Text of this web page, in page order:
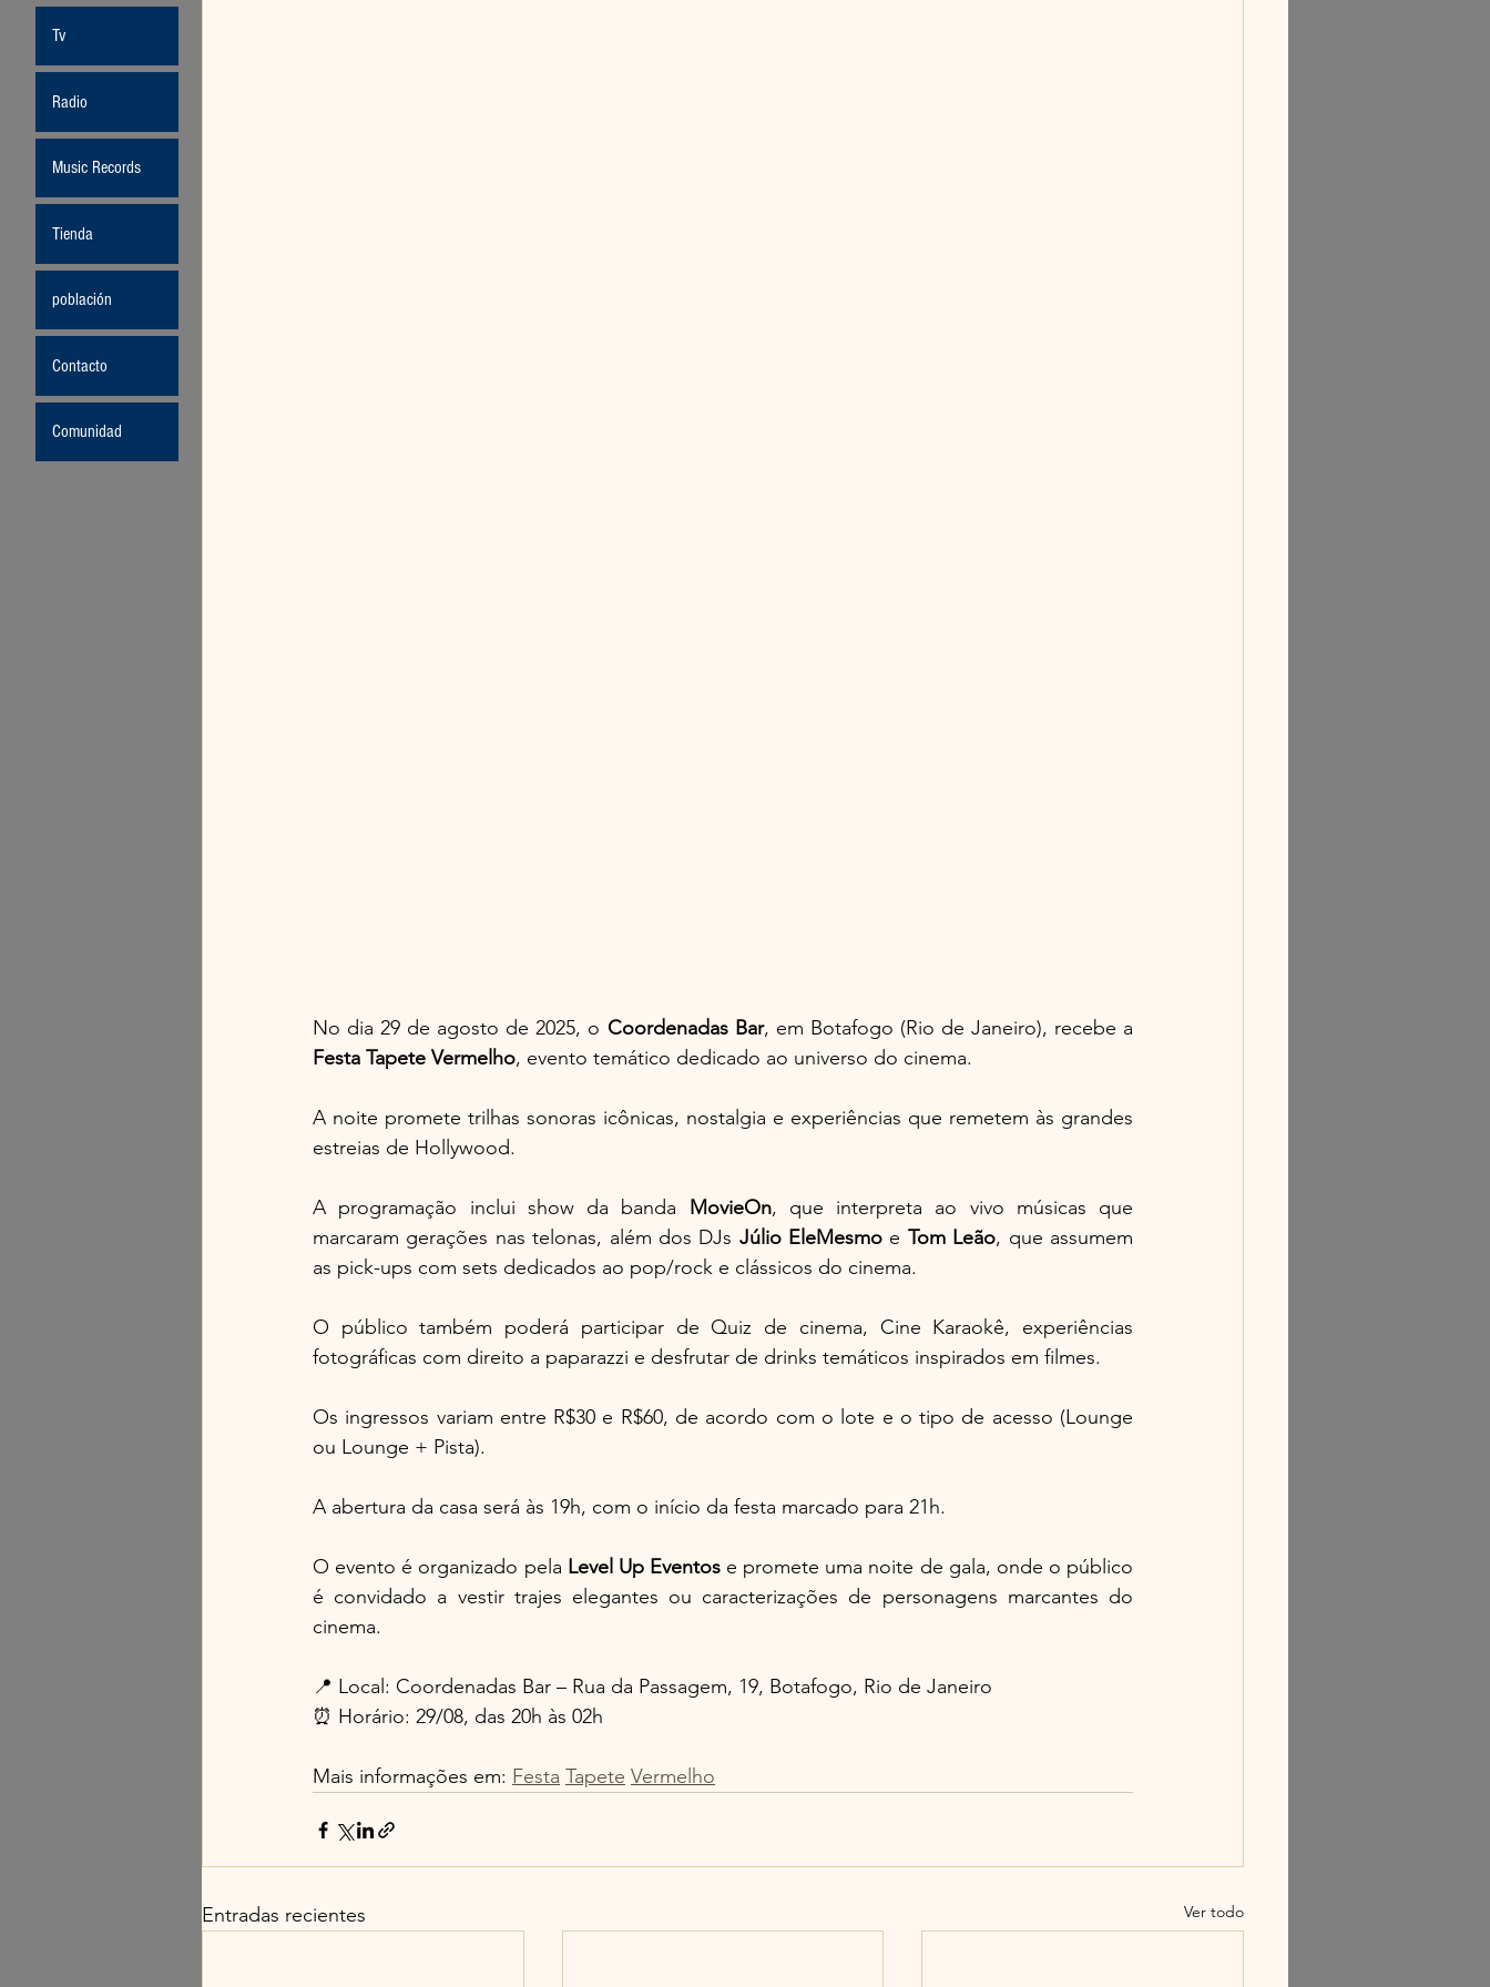
No dia 29 de agosto de 2025, o Coordenadas Bar
Festa Tapete Vermelho, evento temático dedicado ao universo do cinema.
A noite promete trilhas sonoras icônicas, nostalgia e experiências que remetem às grandes
estreias de Hollywood.
A programação inclui show da banda MovieOn, que interpreta ao vivo músicas que
marcaram gerações nas telonas, além dos DJs Júlio EleMesmo e Tom Leão, que assumem
as pick-ups com sets dedicados ao pop/rock e clássicos do cinema.
O público também poderá participar de Quiz de cinema, Cine Karaokê, experiências
fotográficas com direito a paparazzi e desfrutar de drinks temáticos inspirados em filmes.
Os ingressos variam entre R$30 e R$60, de acordo com o lote e o tipo de acesso (Lounge
ou Lounge + Pista).
A abertura da casa será às 19h, com o início da festa marcado para 21h.
O evento é organizado pela Level Up Eventos e promete uma noite de gala, onde o público
é convidado a vestir trajes elegantes ou caracterizações de personagens marcantes do
cinema.
📍 Local: Coordenadas Bar – Rua da Passagem, 19, Botafogo, Rio de Janeiro
⏰ Horário: 29/08, das 20h às 02h
Mais informações em: Festa Tapete Vermelho
Entradas recientes Ver todo
Tv
Radio
Music Records
Tienda
población
Contacto
Comunidad